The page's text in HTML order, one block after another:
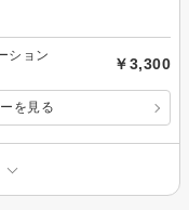
ション
￥3,300
を見る